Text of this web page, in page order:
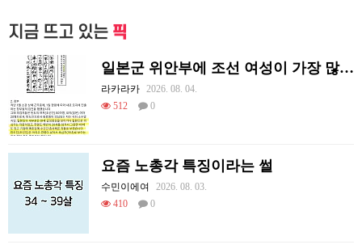
지금 뜨고 있는 픽
일본군 위안부에 조선 여성이 가장 많았던 이유
라카라카
2026. 08. 04.
512
0
요즘 노총각 특징이라는 썰
수민이에여
2026. 08. 03.
410
0